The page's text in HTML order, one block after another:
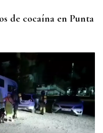
de cocaína en Punta